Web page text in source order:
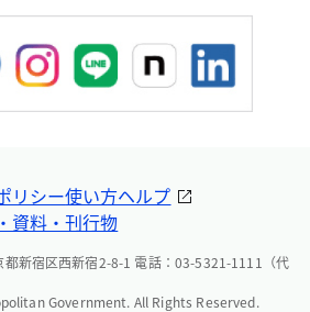
リシー使い方ヘルプ
資料・刊行物
新宿区西新宿2-8-1 電話：03-5321-1111（代
Government. All Rights Reserved.